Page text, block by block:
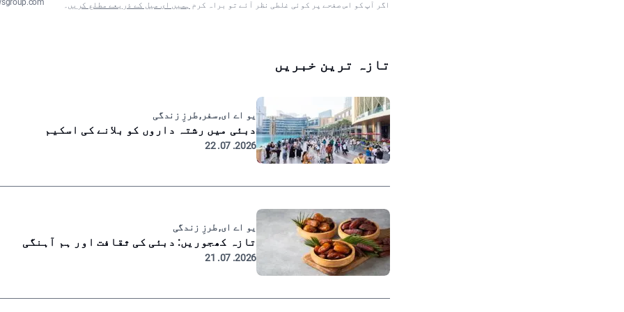
اگر آپ کو اس صفحے پر کوئی غلطی نظر آئے تو براہ کرم ہمیں ای میل کے ذریعے مطلع کریں۔
تازہ ترین خبریں
یو اے ای, سفر, طرزِ زندگی
دبئی میں رشتہ داروں کو بلانے کی اسکیم
2026. 07. 22
یو اے ای, طرزِ زندگی
تازہ کھجوریں: دبئی کی ثقافت اور ہم آہنگی
2026. 07. 21